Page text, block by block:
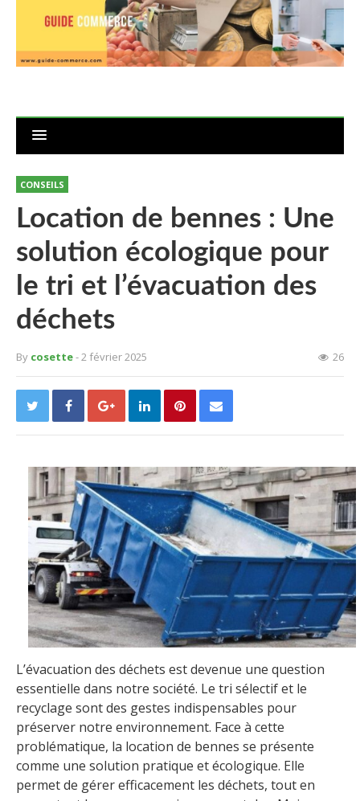
CONSEILS
Location de bennes : Une
solution écologique pour
le tri et l’évacuation des
déchets
By cosette- 2 février 2025 26
L’évacuation des déchets est devenue une question
essentielle dans notre société. Le tri sélectif et le
recyclage sont des gestes indispensables pour
préserver notre environnement. Face à cette
problématique, la location de bennes se présente
comme une solution pratique et écologique. Elle
permet de gérer efficacement les déchets, tout en